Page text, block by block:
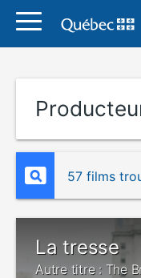
57 films
La tresse
Autre titre : The